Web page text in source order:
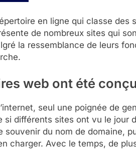
en ligne qui classe des
de nombreux sites qui
la ressemblance de leurs
web ont été
seul une poignée de
différents sites ont vu le jour
du nom de domaine,
charger. Avec le temps, de